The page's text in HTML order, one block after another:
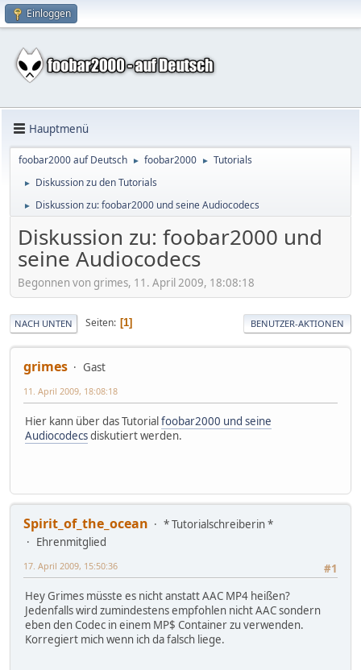
Einloggen
Hauptmenü
foobar2000 auf Deutsch ► foobar2000 ► Tutorials
► Diskussion zu den Tutorials
► Diskussion zu: foobar2000 und seine Audiocodecs
Diskussion zu: foobar2000 und
seine Audiocodecs
Begonnen von grimes, 11. April 2009, 18:08:18
NACH UNTEN Seiten 1 BENUTZER-AKTIONEN
grimes Gast
11. April 2009, 18:08:18
Hier kann über das Tutorialfoobar2000 und seine
Audiocodecsdiskutiert werden.
Spirit_of_the_ocean
* Tutorialschreiberin *
Ehrenmitglied
#1
17. April 2009, 15:50:36
Hey Grimes müsste es nicht anstatt AAC MP4 heißen?
Jedenfalls wird zumindestens empfohlen nicht AAC sondern
eben den Codec in einem MP$ Container zu verwenden.
Korregiert mich wenn ich da falsch liege.